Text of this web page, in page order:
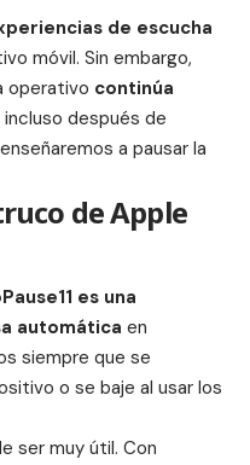
de escucha
móvil. Sin embargo,
operativo continúa
incluso después de
a pausar la
de Apple
es una
automática en
siempre que se
o se baje al usar los
ser muy útil. Con